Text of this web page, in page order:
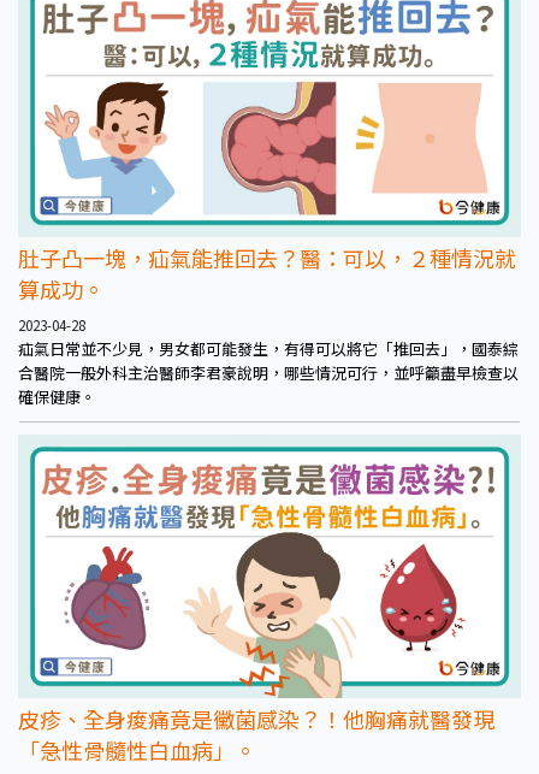
肚子凸一塊，疝氣能推回去？醫：可以，２種情況就
算成功。
2023-04-28
疝氣日常並不少見，男女都可能發生，有得可以將它「推回去」，國泰綜
合醫院一般外科主治醫師李君豪說明，哪些情況可行，並呼籲盡早檢查以
確保健康。
皮疹、全身痠痛竟是黴菌感染？！他胸痛就醫發現
「急性骨髓性白血病」。